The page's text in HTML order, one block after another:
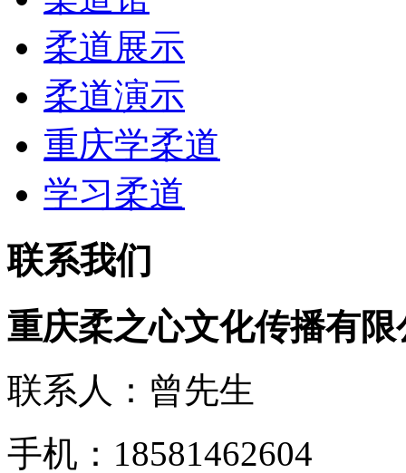
柔道展示
柔道演示
重庆学柔道
学习柔道
联系我们
重庆柔之心文化传播有限
联系人：曾先生
手机：18581462604